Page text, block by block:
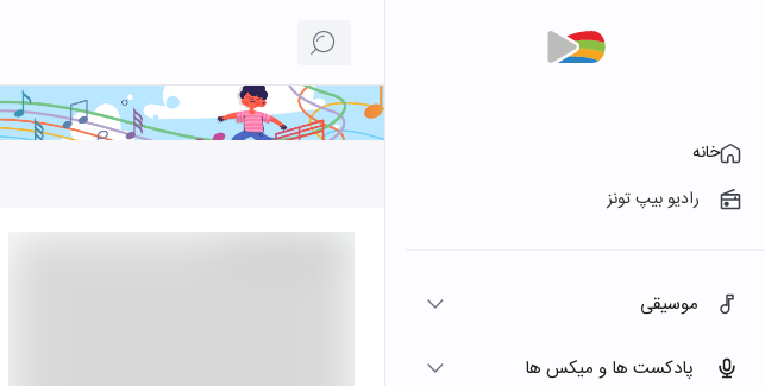
خانه
رادیو بیپ تونز
موسیقی
پادکست ها و میکس ها